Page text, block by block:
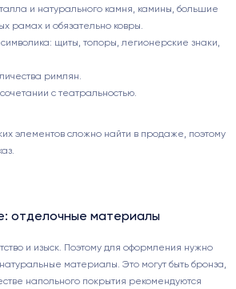
и натурального камня, камины, большие
рамах и обязательно ковры.
щиты, топоры, легионерские знаки,
римлян.
с театральностью.
элементов сложно найти в продаже, поэтому
отделочные материалы
и изыск. Поэтому для оформления нужно
материалы. Это могут быть бронза,
напольного покрытия рекомендуются